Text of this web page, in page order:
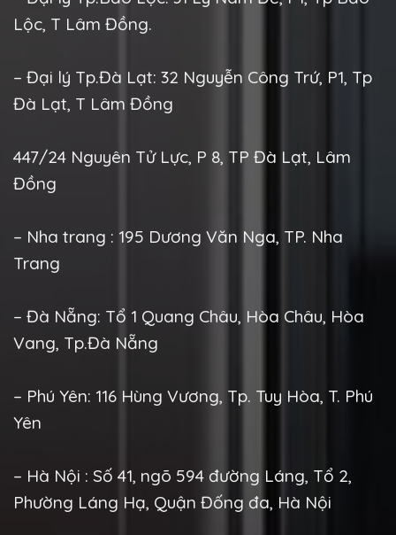
Lộc, T Lâm Đồng.
– Đại lý Tp.Đà Lạt: 32 Nguyễn Công Trứ, P1, Tp
Đà Lạt, T Lâm Đồng
447/24 Nguyên Tử Lực, P 8, TP Đà Lạt, Lâm
Đồng
– Nha trang : 195 Dương Văn Nga, TP. Nha
Trang
– Đà Nẵng: Tổ 1 Quang Châu, Hòa Châu, Hòa
Vang, Tp.Đà Nẵng
– Phú Yên: 116 Hùng Vương, Tp. Tuy Hòa, T. Phú
Yên
– Hà Nội : Số 41, ngõ 594 đường Láng, Tổ 2,
Phường Láng Hạ, Quận Đống đa, Hà Nội